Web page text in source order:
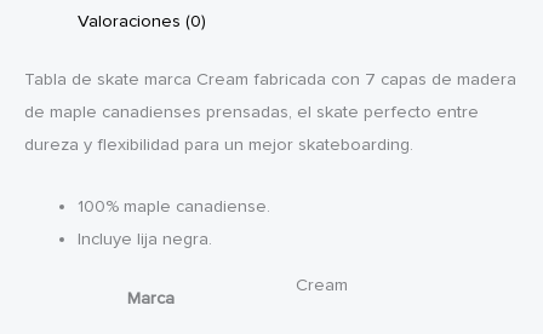
Valoraciones (0)
Tabla de skate marca Cream fabricada con 7 capas de madera
de maple canadienses prensadas, el skate perfecto entre
dureza y flexibilidad para un mejor skateboarding.
100% maple canadiense.
Incluye lija negra.
Marca
Cream